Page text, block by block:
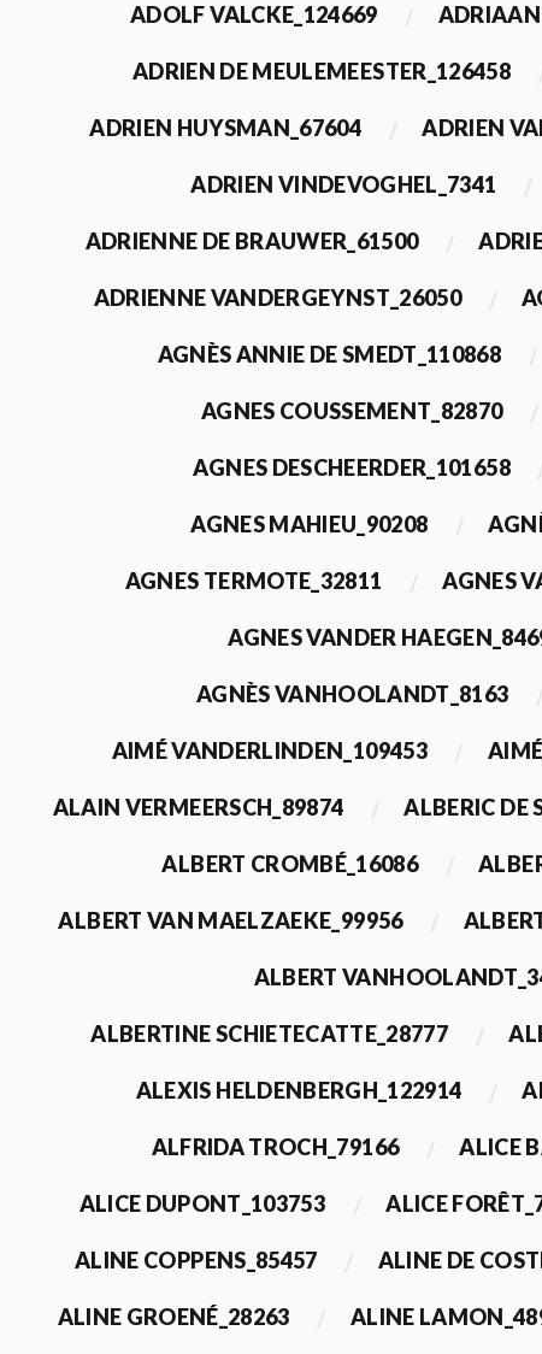
ADOLF VALCKE_124669
ADRIEN DE MEULEMEESTER_126458
ADRIEN HUYSMAN_67604 ADRIEN
ADRIEN VINDEVOGHEL_7341
ADRIENNE DE BRAUWER_61500
ADRIENNE VANDERGEYNST_26050
AGNÈS ANNIE DE SMEDT_110868
AGNES COUSSEMENT_82870
AGNES DESCHEERDER_101658
AGNES MAHIEU_90208
AGNES TERMOTE_32811 AGNES
AGNES VANDER
AGNÈS VANHOOLANDT_8163
AIMÉ VANDERLINDEN_109453
ALAIN VERMEERSCH_89874 ALBERIC DE
ALBERT CROMBÉ_16086
ALBERT VAN MAELZAEKE_99956
ALBERT
ALBERTINE SCHIETECATTE_28777
ALEXIS HELDENBERGH_122914
ALFRIDA TROCH_79166 ALICE
ALICE DUPONT_103753 ALICE
ALINE COPPENS_85457 ALINE DE
ALINE GROENÉ_28263 ALINE